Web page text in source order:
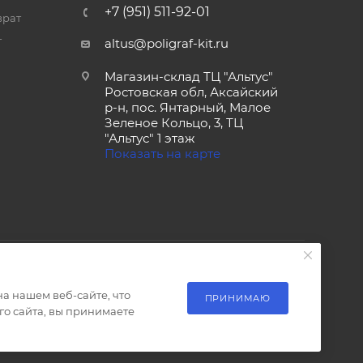
+7 (951) 511-92-01
altus@poligraf-kit.ru
Магазин-склад ТЦ "Альтус"
Ростовская обл, Аксайский
р-н, пос. Янтарный, Малое
Зеленое Кольцо, 3, ТЦ
"Альтус" 1 этаж
Показать на карте
нашем веб-сайте, что
сайта, вы принимаете
ПРИНИМАЮ